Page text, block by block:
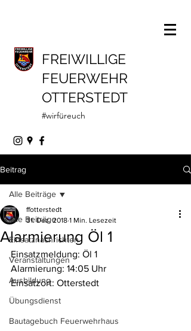
FREIWILLIGE
FEUERWEHR
OTTERSTEDT
#wirfüreuch
Beitrag
Alle Beiträge
Einsatznachrichten
Veranstaltungen
Ausbildung
Übungsdienst
Bautagebuch Feuerwehrhaus
Alle Beiträge
Alarmierung Öl 1
ffotterstedt
31. Dez. 2018 1 Min. Lesezeit
Einsatzmeldung: Öl 1
Alarmierung: 14:05 Uhr
Einsatzort: Otterstedt